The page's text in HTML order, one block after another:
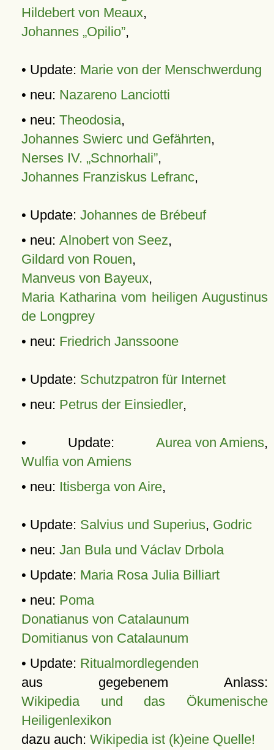
Hildebert von Meaux,
Johannes „Opilio”,
• Update: Marie von der Menschwerdung
• neu: Nazareno Lanciotti
• neu: Theodosia,
Johannes Swierc und Gefährten,
Nerses IV. „Schnorhali”,
Johannes Franziskus Lefranc,
• Update: Johannes de Brébeuf
• neu: Alnobert von Seez,
Gildard von Rouen,
Manveus von Bayeux,
Maria Katharina vom heiligen Augustinus
de Longprey
• neu: Friedrich Janssoone
• Update: Schutzpatron für Internet
• neu: Petrus der Einsiedler,
• Update: Aurea von Amiens,
Wulfia von Amiens
• neu: Itisberga von Aire,
• Update: Salvius und Superius, Godric
• neu: Jan Bula und Václav Drbola
• Update: Maria Rosa Julia Billiart
• neu: Poma
Donatianus von Catalaunum
Domitianus von Catalaunum
• Update: Ritualmordlegenden
aus gegebenem Anlass:
Wikipedia und das Ökumenische
Heiligenlexikon
dazu auch: Wikipedia ist (k)eine Quelle!